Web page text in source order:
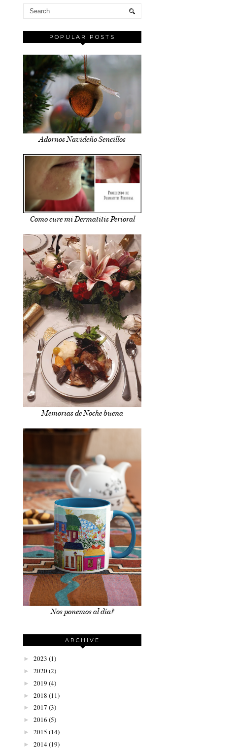
POPULAR POSTS
Adornos Navideño Sencillos
Como cure mi Dermatitis Perioral
Memorias de Noche buena
Nos ponemos al día?
ARCHIVE
► 2023 (1)
► 2020(2)
► 2019 (4)
► 2018 (11)
► 2017 (3)
► 2016 (5)
► 2015 (14)
► 2014(19)